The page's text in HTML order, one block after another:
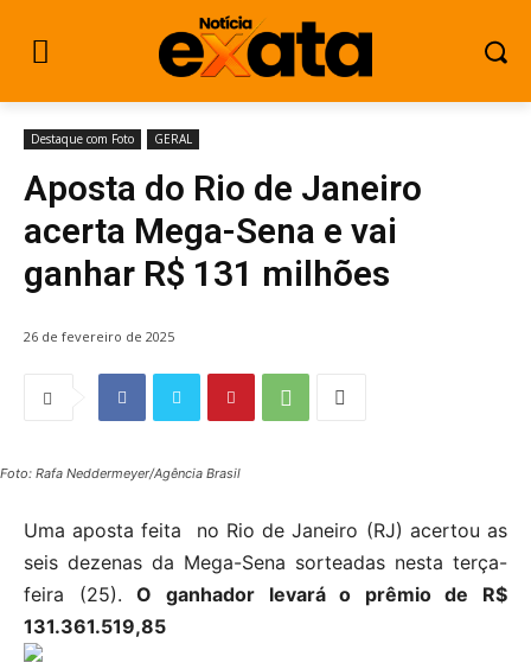
Destaque com Foto GERAL
Aposta do Rio de Janeiro
acerta Mega-Sena e vai
ganhar R$ 131 milhões
26 de fevereiro de 2025
Foto: Rafa Neddermeyer/Agência Brasil
Uma aposta feita no Rio de Janeiro (RJ) acertou as
seis dezenas da Mega-Sena sorteadas nesta terça-
feira (25).O ganhador levará o prêmio de R$
131.361.519,85